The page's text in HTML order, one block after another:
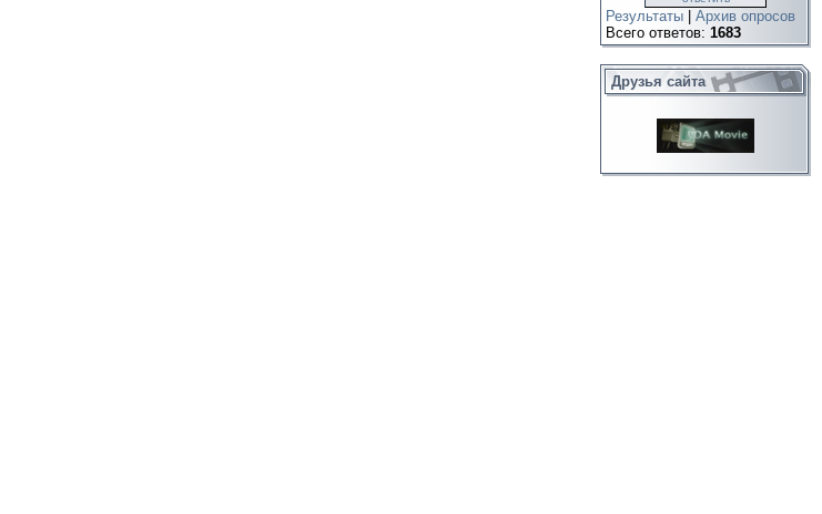
Результаты
Архив опросов
Всего ответов: 1683
Друзья сайта